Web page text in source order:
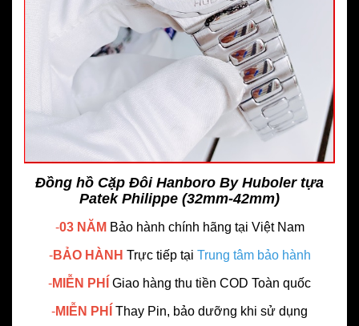
Đồng hồ Cặp Đôi Hanboro By Huboler tựa
Patek Philippe (32mm-42mm)
-03 NĂM Bảo hành chính hãng tại Việt Nam
-BẢO HÀNH Trực tiếp tại Trung tâm bảo hành
-MIỄN PHÍ Giao hàng thu tiền COD Toàn quốc
-MIỄN PHÍ Thay Pin, bảo dưỡng khi sử dụng